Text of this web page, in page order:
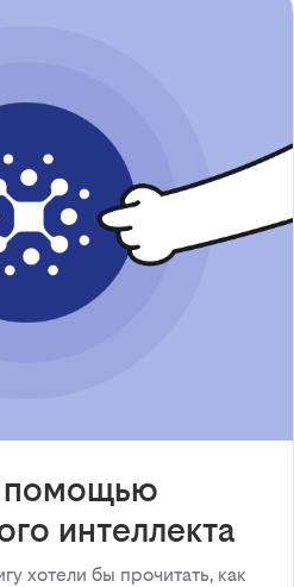
помощью
интеллекта
хотели бы прочитать, как